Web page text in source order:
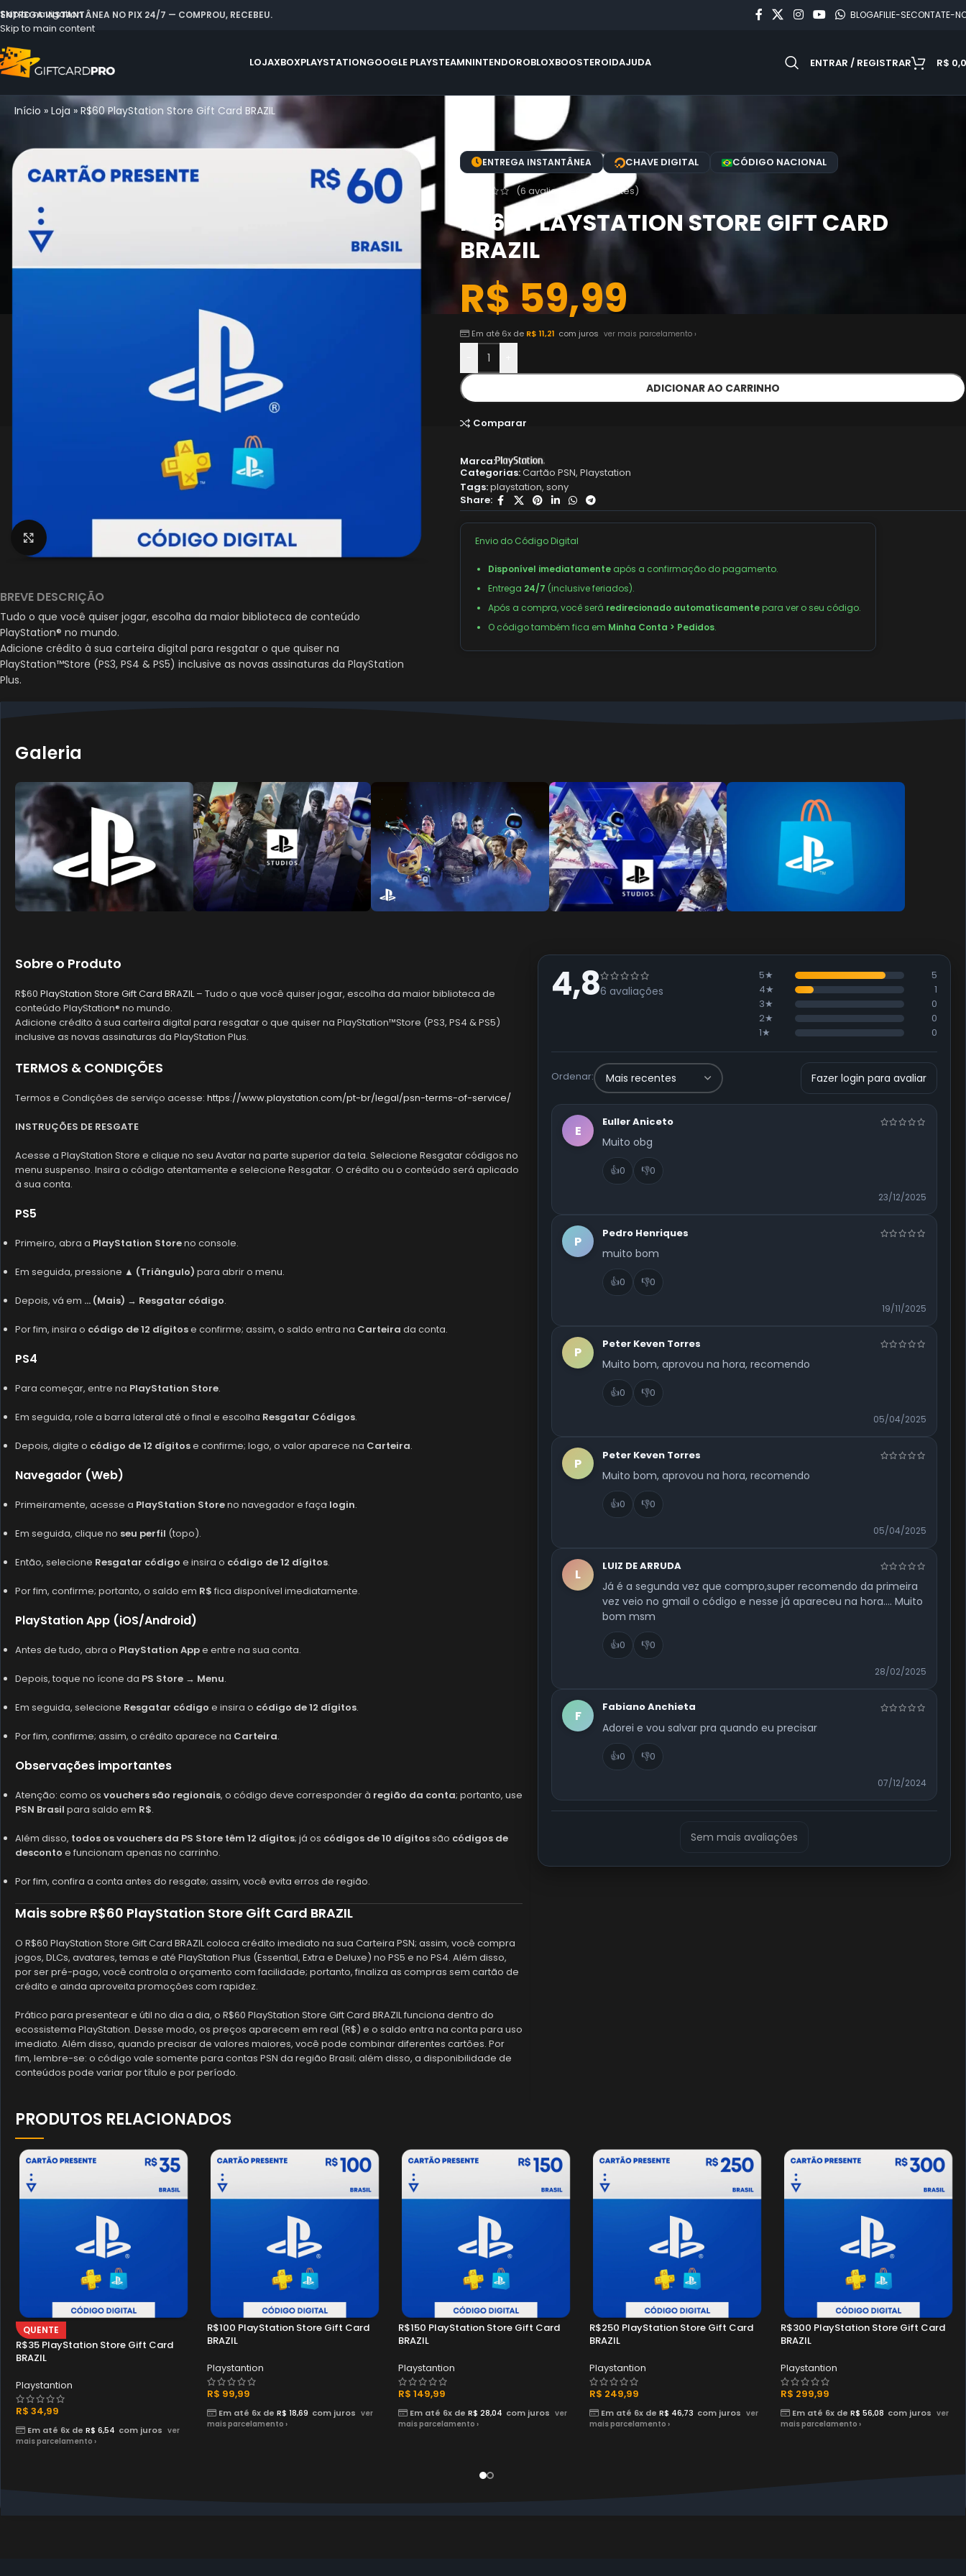
Skip to navigation
Skip to main content
ENTREGA INSTANTÂNEA NO PIX 24/7 — COMPROU, RECEBEU. BLOGAFILIE-SECONTATE-
LOJAXBOXPLAYSTATIONGOOGLE PLAYSTEAMNINTENDOROBLOXBOOSTEROIDAJUDA ENTRAR / REGISTRAR R$
Início » Loja » R$60 PlayStation Store Gift Card BRAZIL
BREVE DESCRIÇÃO
Tudo o que você quiser jogar, escolha da maior biblioteca de conteúdo
PlayStation® no mundo.
Adicione crédito à sua carteira digital para resgatar o que quiser na
PlayStation™Store (PS3, PS4 & PS5) inclusive as novas assinaturas da PlayStation
Plus.
ENTREGA INSTANTÂNEA CHAVE DIGITAL CÓDIGO NACIONAL
(6 avaliações de clientes)
R$60 PLAYSTATION STORE GIFT CARD
BRAZIL
R$59,99
Em até 6x de R$ 11,21 com juros ver mais parcelamento ›
ADICIONAR AO CARRINHO
Comparar
Marca:
Categorias:Cartão PSN, Playstation
Tags:playstation, sony
Share:
Envio do Código Digital
Disponível imediatamenteapós a confirmação do pagamento.
Entrega 24/7 (inclusive feriados).
Após a compra, você será redirecionado automaticamentepara ver o seu código.
O código também fica em Minha Conta > Pedidos.
Galeria
Sobre o Produto
R$60 PlayStation Store Gift Card BRAZIL– Tudo o que você quiser jogar, escolha da maior biblioteca de
conteúdo PlayStation® no mundo.
Adicione crédito à sua carteira digital para resgatar o que quiser na PlayStation™Store (PS3, PS4 & PS5)
inclusive as novas assinaturas da PlayStation Plus.
TERMOS & CONDIÇÕES
Termos e Condições de serviço acesse: https://www.playstation.com/pt-br/legal/psn-terms-of-service/
INSTRUÇÕES DE RESGATE
Acesse a PlayStation Store e clique no seu Avatar na parte superior da tela. Selecione Resgatar códigos no
menu suspenso. Insira o código atentamente e selecione Resgatar. O crédito ou o conteúdo será aplicado
à sua conta.
PS5
Primeiro, abra a PlayStation Storeno console.
Em seguida, pressione ▲ (Triângulo) para abrir o menu.
Depois, vá em … (Mais) → Resgatar código.
Por fim, insira o código de 12 dígitose confirme; assim, o saldo entra na Carteira da conta.
PS4
Para começar, entre na PlayStation Store.
Em seguida, role a barra lateral até o final e escolha Resgatar Códigos.
Depois, digite o código de 12 dígitose confirme; logo, o valor aparece na Carteira.
Navegador (Web)
Primeiramente, acesse a PlayStation Storeno navegador e faça login.
Em seguida, clique no seu perfil (topo).
Então, selecione Resgatar código e insira o código de 12 dígitos.
Por fim, confirme; portanto, o saldo em R$ fica disponível imediatamente.
PlayStation App (iOS/Android)
Antes de tudo, abra o PlayStation Appe entre na sua conta.
Depois, toque no ícone da PS Store → Menu.
Em seguida, selecione Resgatar código e insira o código de 12 dígitos.
Por fim, confirme; assim, o crédito aparece na Carteira.
Observações importantes
Atenção: como os vouchers são regionais, o código deve corresponder à região da conta; portanto, use
PSN Brasil para saldo em R$.
Além disso, todos os vouchers da PS Store têm 12 dígitos; já os códigos de 10 dígitossão códigos de
desconto e funcionam apenas no carrinho.
Por fim, confira a conta antes do resgate; assim, você evita erros de região.
Mais sobre R$60 PlayStation Store Gift Card BRAZIL
O R$60 PlayStation Store Gift Card BRAZIL coloca crédito imediato na sua Carteira PSN; assim, você compra
jogos, DLCs, avatares, temas e até PlayStation Plus (Essential, Extra e Deluxe) no PS5 e no PS4. Além disso,
por ser pré-pago, você controla o orçamento com facilidade; portanto, finaliza as compras sem cartão de
crédito e ainda aproveita promoções com rapidez.
Prático para presentear e útil no dia a dia, o R$60 PlayStation Store Gift Card BRAZIL funciona dentro do
ecossistema PlayStation. Desse modo, os preços aparecem em real (R$) e o saldo entra na conta para uso
imediato. Além disso, quando precisar de valores maiores, você pode combinar diferentes cartões. Por
fim, lembre-se: o código vale somente para contas PSN da região Brasil; além disso, a disponibilidade de
conteúdos pode variar por título e por período.
4,86 avaliações
5★
5
4★
1
3★
0
2★
0
1★
0
Ordenar: Fazer login para avaliar
E
Euller Aniceto
Muito obg
👍0 👎0
23/12/2025
P
Pedro Henriques
muito bom
👍0 👎0
19/11/2025
P
Peter Keven Torres
Muito bom, aprovou na hora, recomendo
👍0 👎0
05/04/2025
P
Peter Keven Torres
Muito bom, aprovou na hora, recomendo
👍0 👎0
05/04/2025
L
LUIZ DE ARRUDA
Já é a segunda vez que compro,super recomendo da primeira
vez veio no gmail o código e nesse já apareceu na hora.... Muito
bom msm
👍0 👎0
28/02/2025
F
Fabiano Anchieta
Adorei e vou salvar pra quando eu precisar
👍0 👎0
07/12/2024
Sem mais avaliações
PRODUTOS RELACIONADOS
QUENTE
R$35 PlayStation Store Gift Card
BRAZIL
Playstantion
R$ 34,99
Em até 6x de R$ 6,54 com juros ver
mais parcelamento ›
R$100 PlayStation Store Gift Card
BRAZIL
Playstantion
R$ 99,99
Em até 6x de R$ 18,69 com juros ver
mais parcelamento ›
R$150 PlayStation Store Gift Card
BRAZIL
Playstantion
R$ 149,99
Em até 6x de R$ 28,04 com juros ver
mais parcelamento ›
R$250 PlayStation Store Gift Card
BRAZIL
Playstantion
R$ 249,99
Em até 6x de R$ 46,73 com juros ver
mais parcelamento ›
R$300 PlayStation Store Gift Card
BRAZIL
Playstantion
R$ 299,99
Em até 6x de R$ 56,08 com juros ver
mais parcelamento ›